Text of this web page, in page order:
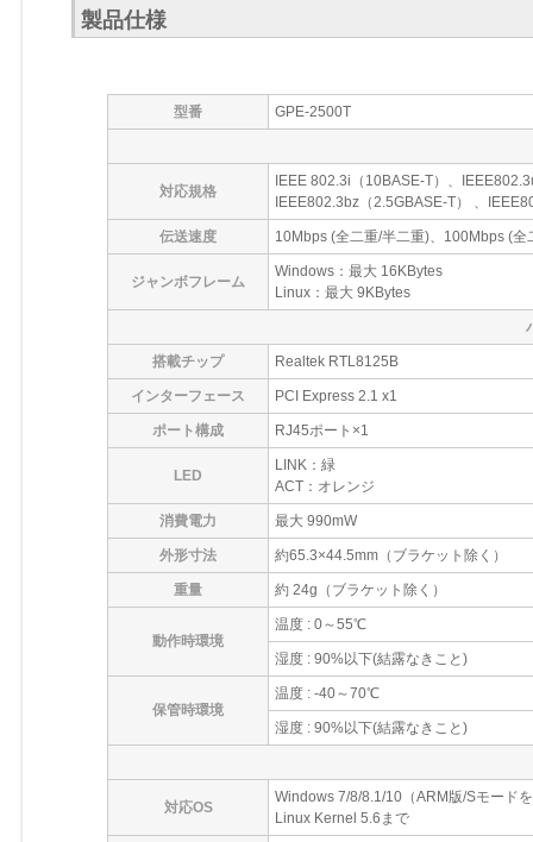
製品仕様
型番 GPE-2500T
対応規格
IEEE 802.3i（10BASE-T）、
IEEE802.3bz（2.5GBASE-T） 、
伝送速度 10Mbps (全二重/半二重)、100Mbps (
ジャンボフレーム
Windows：最大 16KBytes
Linux：最大 9KBytes
搭載チップ Realtek RTL8125B
インターフェース PCI Express 2.1 x1
ポート構成 RJ45ポート×1
LED
LINK：緑
ACT：オレンジ
消費電力 最大 990mW
外形寸法 約65.3×44.5mm（ブラケット除く）
重量 約 24g（ブラケット除く）
動作時環境
温度 : 0～55℃
湿度 : 90%以下(結露なきこと)
保管時環境
温度 : -40～70℃
湿度 : 90%以下(結露なきこと)
対応OS
Windows 7/8/8.1/10（ARM版/Sモード
Linux Kernel 5.6まで